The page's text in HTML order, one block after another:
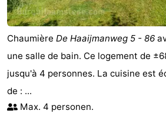
Chaumière De Haaijmanweg 5 - 86
une salle de bain. Ce logement de
jusqu'à 4 personnes. La cuisine est
de : ...
Max. 4 personen.